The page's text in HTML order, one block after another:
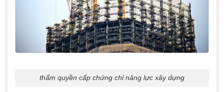
thẩm quyền cấp chứng chỉ năng lực xây dựng